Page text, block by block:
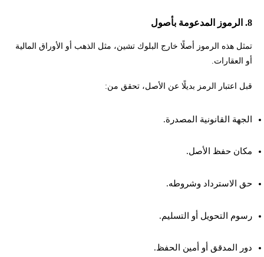
8. الرموز المدعومة بأصول
تمثل هذه الرموز أصلًا خارج البلوك تشين، مثل الذهب أو الأوراق المالية
أو العقارات.
قبل اعتبار الرمز بديلًا عن الأصل، تحقق من:
الجهة القانونية المصدرة.
مكان حفظ الأصل.
حق الاسترداد وشروطه.
رسوم التحويل أو التسليم.
دور المدقق أو أمين الحفظ.